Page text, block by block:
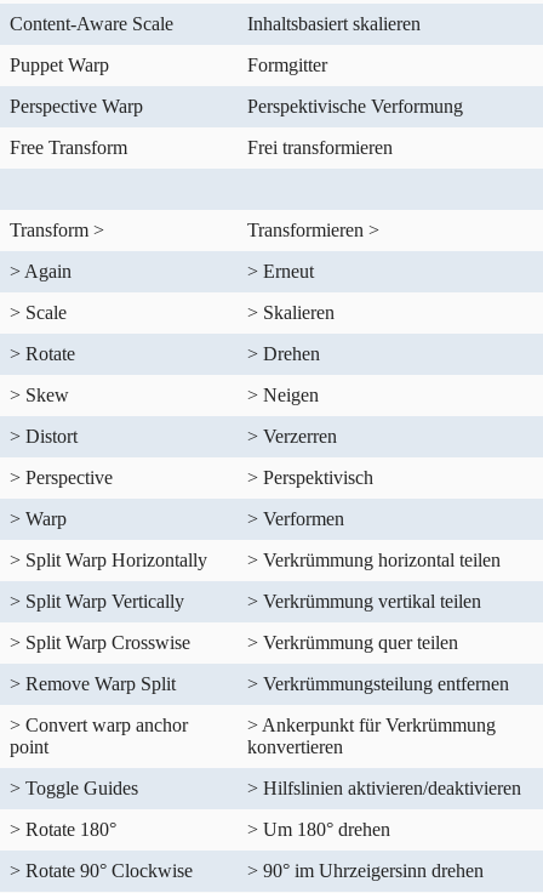
Content-Aware Scale
Inhaltsbasiert skalieren
Puppet Warp
Formgitter
Perspective Warp
Perspektivische Verformung
Free Transform
Frei transformieren
Transform >
Transformieren >
> Again
> Erneut
> Scale
> Skalieren
> Rotate
> Drehen
> Skew
> Neigen
> Distort
> Verzerren
> Perspective
> Perspektivisch
> Warp
> Verformen
> Split Warp Horizontally
> Verkrümmung horizontal teilen
> Split Warp Vertically
> Verkrümmung vertikal teilen
> Split Warp Crosswise
> Verkrümmung quer teilen
> Remove Warp Split
> Verkrümmungsteilung entfernen
> Convert warp anchor
point
> Ankerpunkt für Verkrümmung
konvertieren
> Toggle Guides
> Hilfslinien aktivieren/deaktivieren
> Rotate 180°
> Um 180° drehen
> Rotate 90° Clockwise
> 90° im Uhrzeigersinn drehen